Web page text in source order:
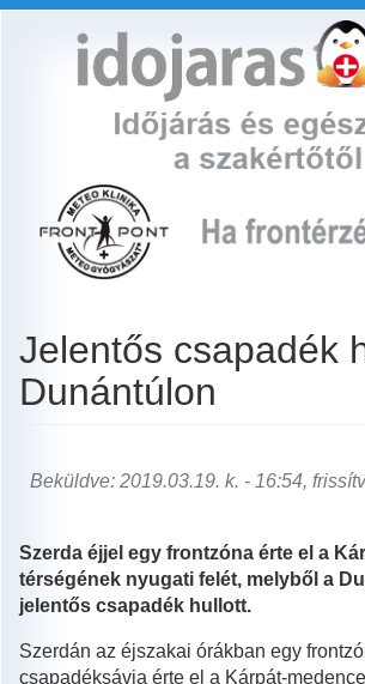
Jelentős csapadék
Dunántúlon
Beküldve: 2019.03.19. k. - 16:54,
Szerda éjjel egy frontzóna érte el a
térségének nyugati felét, melyből a
jelentős csapadék hullott.
Szerdán az éjszakai órákban egy
csapadéksávja érte el a Kárpát-